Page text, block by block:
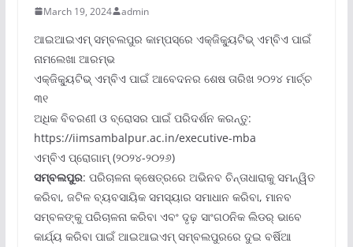
March 19, 2024 admin
ଆଇଆଇଏମ୍ ସମ୍ବଲପୁର କାମ୍ପସ୍‌ରେ ଏକ୍‌ଜିକ୍ୟୁଟିଭ୍ ଏମ୍‌ବିଏ ପାଇଁ
ନାମଲେଖା ଆରମ୍ଭ
ଏକ୍‌ଜିକ୍ୟୁଟିଭ୍ ଏମ୍‌ବିଏ ପାଇଁ ଆବେଦନର ଶେଷ ତାରିଖ ୨୦୨୪ ମାର୍ଚ୍ଚ
୩୧
ଅଧିକ ବିବରଣୀ ଓ ବ୍ରୋସର ପାଇଁ ପରିଦର୍ଶନ କରନ୍ତୁ:
https://iimsambalpur.ac.in/executive-mba
ଏମ୍‌ବିଏ ପ୍ରୋଗାମ୍ (୨୦୨୪-୨୦୨୬)
ସମ୍ବଲପୁର: ପରିଚାଳନା କ୍ଷେତ୍ରରେ ଅଭିନବ ଚିନ୍ତାଧାରାକୁ ସମନ୍ୱିତ
କରିବା, ଜଟିଳ ବ୍ୟବସାୟିକ ସମସ୍ୟାର ସମାଧାନ କରିବା, ମାନବ
ସମ୍ବଳଙ୍କୁ ପରିଚାଳନା କରିବା ଏବଂ ଦୃଢ଼ ସାଂଗଠନିକ ଲିଡର୍ ଭାବେ
କାର୍ଯ୍ୟ କରିବା ପାଇଁ ଆଇଆଇଏମ୍ ସମ୍ବଲପୁରରେ ଦୁଇ ବର୍ଷିଆ